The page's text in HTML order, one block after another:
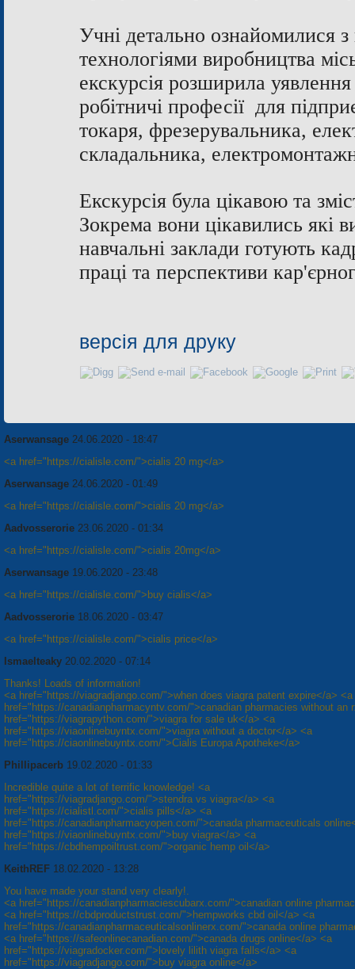
Учні детально ознайомилися
технологіями виробництва
екскурсія розширила
робітничі професії для
токаря, фрезерувальника,
складальника,
Екскурсія була цікавою та
Зокрема вони цікавились які
навчальні заклади готують
праці та перспективи
версія для друку
Aserwansage 24.06.2020 - 18:47
<a href="https://cialisle.com/">cialis 20 mg</a>
Aserwansage 24.06.2020 - 01:49
<a href="https://cialisle.com/">cialis 20 mg</a>
Aadvosserorie 23.06.2020 - 01:34
<a href="https://cialisle.com/">cialis 20mg</a>
Aserwansage 19.06.2020 - 23:48
<a href="https://cialisle.com/">buy cialis</a>
Aadvosserorie 18.06.2020 - 03:47
<a href="https://cialisle.com/">cialis price</a>
Ismaelteaky 20.02.2020 - 07:14
Thanks! Loads of information!
<a href="https://viagradjango.com/">when does viagra patent expire</a> <a
href="https://canadianpharmacyntv.com/">canadian pharmacies without an
href="https://viagrapython.com/">viagra for sale uk</a> <a
href="https://viaonlinebuyntx.com/">viagra without a doctor</a> <a
href="https://ciaonlinebuyntx.com/">Cialis Europa Apotheke</a>
Phillipacerb 19.02.2020 - 01:33
Incredible quite a lot of terrific knowledge! <a
href="https://viagradjango.com/">stendra vs viagra</a> <a
href="https://cialistl.com/">cialis pills</a> <a
href="https://canadianpharmacyopen.com/">canada pharmaceuticals
href="https://viaonlinebuyntx.com/">buy viagra</a> <a
href="https://cbdhempoiltrust.com/">organic hemp oil</a>
KeithREF 18.02.2020 - 13:28
You have made your stand very clearly!.
<a href="https://canadianpharmaciescubarx.com/">canadian online
<a href="https://cbdproductstrust.com/">hempworks cbd oil</a> <a
href="https://canadianpharmaceuticalsonlinerx.com/">canada online
<a href="https://safeonlinecanadian.com/">canada drugs online</a> <a
href="https://viagradocker.com/">lovely lilith viagra falls</a> <a
href="https://viagradjango.com/">buy viagra online</a>